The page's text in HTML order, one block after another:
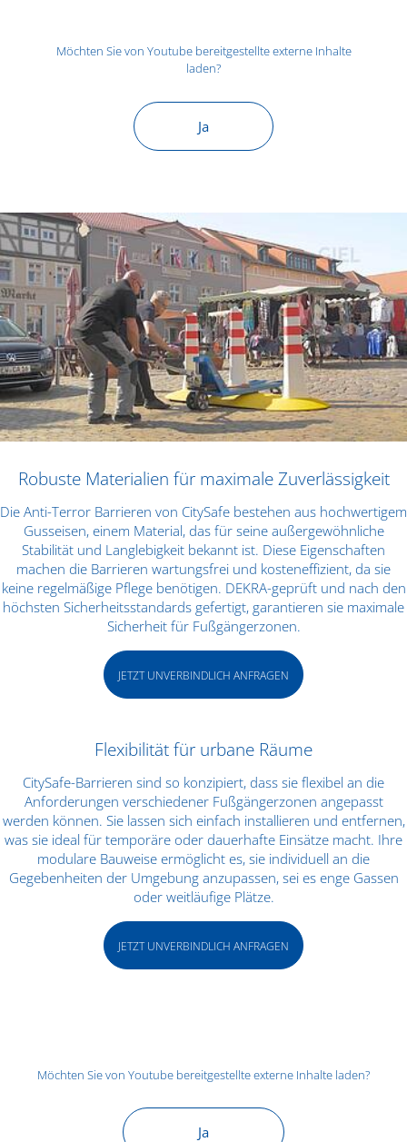
Möchten Sie von Youtubebereitgestellte externe Inhalte
laden?
Ja
Robuste Materialien für maximale Zuverlässigkeit
Die Anti-Terror Barrieren von CitySafe bestehen aus hochwertigem
Gusseisen, einem Material, das für seine außergewöhnliche
Stabilität und Langlebigkeit bekannt ist. Diese Eigenschaften
machen die Barrieren wartungsfrei und kosteneffizient, da sie
keine regelmäßige Pflege benötigen. DEKRA-geprüft und nach den
höchsten Sicherheitsstandards gefertigt, garantieren sie maximale
Sicherheit für Fußgängerzonen.
JETZT UNVERBINDLICH ANFRAGEN
Flexibilität für urbane Räume
CitySafe-Barrieren sind so konzipiert, dass sie flexibel an die
Anforderungen verschiedener Fußgängerzonen angepasst
werden können. Sie lassen sich einfach installieren und entfernen,
was sie ideal für temporäre oder dauerhafte Einsätze macht. Ihre
modulare Bauweise ermöglicht es, sie individuell an die
Gegebenheiten der Umgebung anzupassen, sei es enge Gassen
oder weitläufige Plätze.
JETZT UNVERBINDLICH ANFRAGEN
Möchten Sie von Youtube bereitgestellte externe Inhalte laden?
Ja